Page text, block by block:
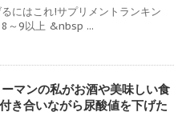
にはこれ!サプリメントランキン
～9以上 &nbsp ...
マンの私がお酒や美味しい食
き合いながら尿酸値を下げた